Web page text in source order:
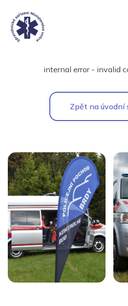
internal error - invalid
Zpět na úvodní